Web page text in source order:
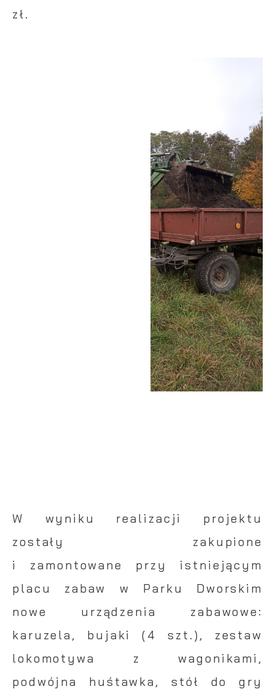
zł.
W wyniku realizacji projektu
zostały zakupione
i zamontowane przy istniejącym
placu zabaw w Parku Dworskim
nowe urządzenia zabawowe:
karuzela, bujaki (4 szt.), zestaw
lokomotywa z wagonikami,
podwójna huśtawka, stół do gry